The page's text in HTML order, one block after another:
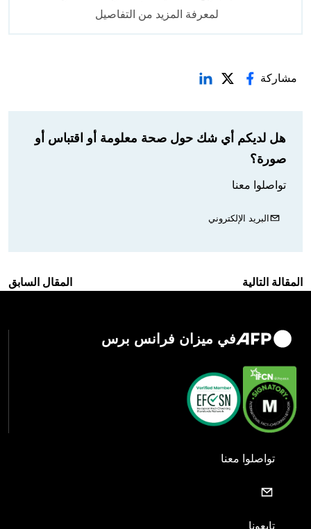
لمعرفة المزيد من التفاصيل
مشاركة
هل لديكم أي شك حول صحة معلومة أو اقتباس أو
صورة؟
تواصلوا معنا
البريد الإلكتروني
المقالة التالية المقال السابق
في ميزان فرانس برس
تواصلوا معنا
تابعونا